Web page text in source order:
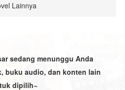
Lainnya
sedang menunggu Anda
buku audio, dan konten lain
dipilih~